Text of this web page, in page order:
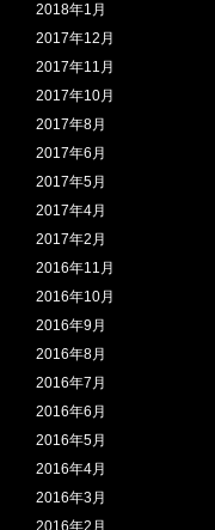
2018年1月
2017年12月
2017年11月
2017年10月
2017年8月
2017年6月
2017年5月
2017年4月
2017年2月
2016年11月
2016年10月
2016年9月
2016年8月
2016年7月
2016年6月
2016年5月
2016年4月
2016年3月
2016年2月